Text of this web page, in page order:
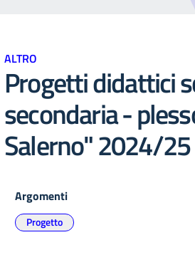
ALTRO
Progetti didattici
secondaria -
Salerno" 2024/25
Argomenti
Progetto